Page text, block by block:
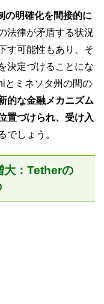
の明確化を間接的に
法律が矛盾する状況
す可能性もあり、そ
決定づけることにな
とミネソタ州の間の
的な金融メカニズム
置づけられ、受け入
でしょう。
大：Tetherの